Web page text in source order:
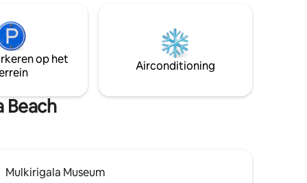
door
van
uit
kom
van airconditioning en een eigen
badkamer (inclusief familiekamer met
aangrenzende kamer).
op het
Airconditioning
Beach
Mulkirigala Museum